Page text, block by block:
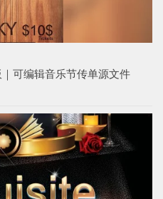
可编辑音乐节传单源文件